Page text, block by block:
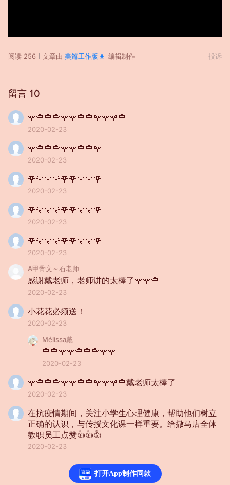
阅读 256 文章由 美篇工作版 编辑制作 投诉
留言 10
🌹🌹🌹🌹🌹🌹🌹🌹🌹🌹🌹🌹
2020-02-23
🌹🌹🌹🌹🌹🌹🌹🌹🌹
2020-02-23
🌹🌹🌹🌹🌹🌹🌹🌹🌹
2020-02-23
🌹🌹🌹🌹🌹🌹🌹🌹🌹
2020-02-23
🌹🌹🌹🌹🌹🌹🌹🌹🌹
2020-02-23
A甲骨文～石老师
感谢戴老师，老师讲的太棒了🌹🌹🌹
2020-02-23
小花花必须送！
2020-02-23
Mélissa戴
🌹🌹🌹🌹🌹🌹🌹🌹🌹
2020-02-23
🌹🌹🌹🌹🌹🌹🌹🌹🌹🌹🌹🌹戴老师太棒了
2020-02-23
在抗疫情期间，关注小学生心理健康，帮助他们树立
正确的认识，与传授文化课一样重要。给撒马店全体
教职员工点赞👍👍👍
2020-02-23
没有更多了
打开App制作同款